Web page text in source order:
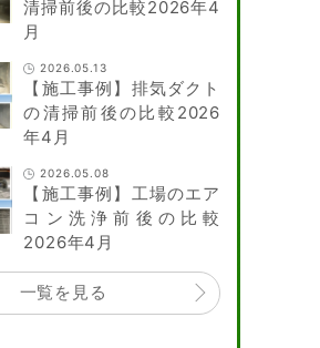
清掃前後の比較2026年4
月
2026.05.13
【施工事例】排気ダクト
の清掃前後の比較2026
年4月
2026.05.08
【施工事例】工場のエア
コン洗浄前後の比較
2026年4月
一覧を見る